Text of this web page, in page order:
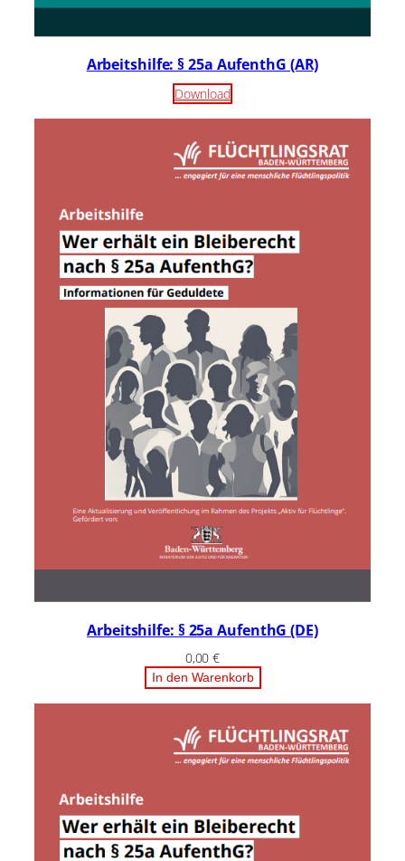
Arbeitshilfe: § 25a AufenthG (AR)
Download
Arbeitshilfe: § 25a AufenthG (DE)
0,00€
In den Warenkorb